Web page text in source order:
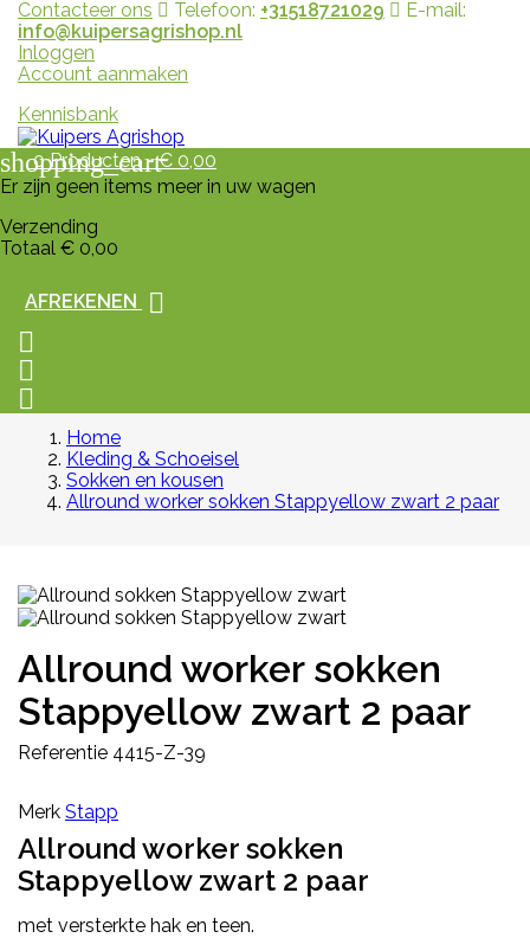
Contacteer ons Telefoon: +31518721029
E-mail:
info@kuipersagrishop.nl
Inloggen
Account aanmaken
Kennisbank
shopping_cart
0Producten - € 0,00
Er zijn geen items meer in uw wagen
Verzending
Totaal € 0,00
AFREKENEN




Home
Kleding & Schoeisel
Sokken en kousen
Allround worker sokken Stappyellow zwart 2 paar
Allround worker sokken
Stappyellow zwart 2 paar
Referentie 4415-Z-39
Merk Stapp
Allround worker sokken
Stappyellow zwart 2 paar
met versterkte hak en teen.